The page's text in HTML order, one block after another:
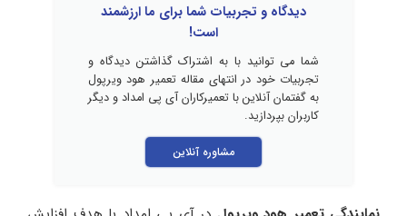
دیدگاه و تجربیات شما برای ما ارزشمند
است!
شما می توانید با به اشتراک گذاشتن دیدگاه و
تجربیات خود در انتهای مقاله تعمیر هود ویرپول
به گفتمان آنلاین با تعمیرکاران آی پی امداد و دیگر
کاربران بپردازید.
مشاوره آنلاین